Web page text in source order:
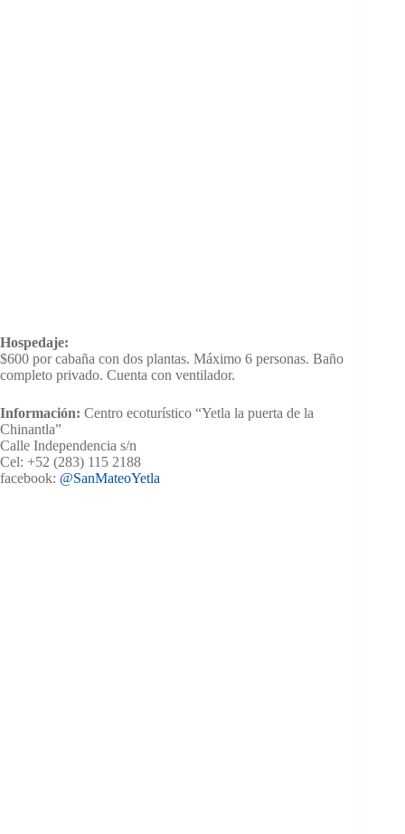
Hospedaje:
$600 por cabaña con dos plantas. Máximo 6 personas. Baño
completo privado. Cuenta con ventilador.
Información: Centro ecoturístico “Yetla la puerta de la
Chinantla”
Calle Independencia s/n
Cel: +52 (283) 115 2188
facebook: @SanMateoYetla